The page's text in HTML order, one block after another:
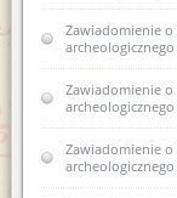
Zawiadomienie o
Zawiadomienie o
archeologicznego
Zawiadomienie o